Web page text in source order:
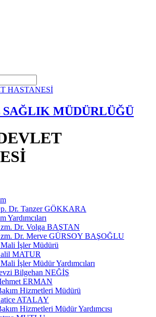
SAĞLIK MÜDÜRLÜĞÜ
Dr. Tanzer GÖKKARA
Yardımcıları
Dr. Volga BAŞTAN
Dr. Merve GÜRSOY BAŞOĞLU
İşler Müdürü
MATUR
İşler Müdür Yardımcıları
Bilgehan NEĞİŞ
ERMAN
Hizmetleri Müdürü
ATALAY
Hizmetleri Müdür Yardımcısı